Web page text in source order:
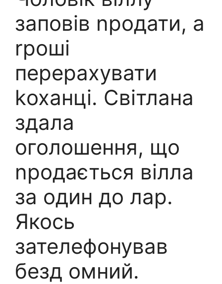
заповів nродати, а
rроші
перерахувати
kоханці. Світлана
здала
оголошення, що
nродається вілла
за один до лар.
Якось
зателефонував
безд омний.